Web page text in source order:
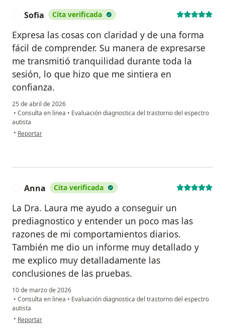
Sofia Cita verificada
Expresa las cosas con claridad y de una forma
fácil de comprender. Su manera de expresarse
me transmitió tranquilidad durante toda la
sesión, lo que hizo que me sintiera en
confianza.
25 de abril de 2026
• Consulta en linea • Evaluación diagnostica del trastorno del espectro
autista
• en opinión del usuario Sofia
Reportar
Anna Cita verificada
La Dra. Laura me ayudo a conseguir un
prediagnostico y entender un poco mas las
razones de mi comportamientos diarios.
También me dio un informe muy detallado y
me explico muy detalladamente las
conclusiones de las pruebas.
10 de marzo de 2026
• Consulta en linea • Evaluación diagnostica del trastorno del espectro
autista
• en opinión del usuario Anna
Reportar